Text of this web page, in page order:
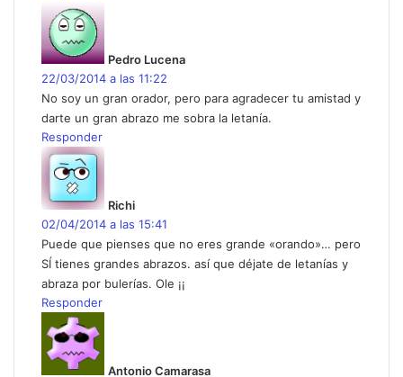
Pedro Lucena
22/03/2014 a las 11:22
No soy un gran orador, pero para agradecer tu amistad y
darte un gran abrazo me sobra la letanía.
Responder
Richi
02/04/2014 a las 15:41
Puede que pienses que no eres grande «orando»… pero
SÍ tienes grandes abrazos. así que déjate de letanías y
abraza por bulerías. Ole ¡¡
Responder
Antonio Camarasa